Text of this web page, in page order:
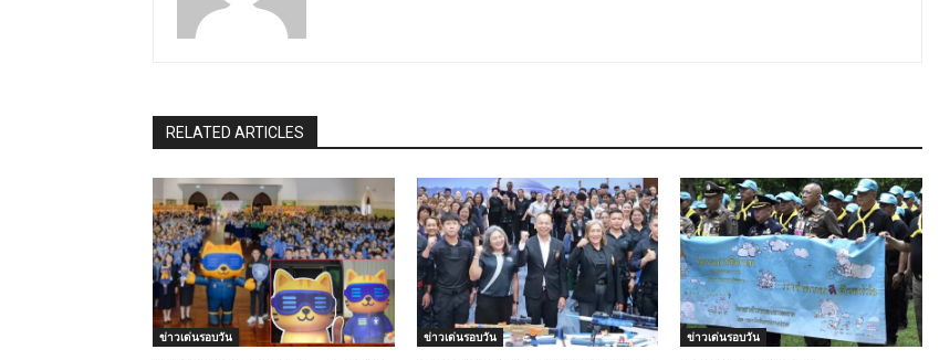
RELATED ARTICLES
ข่าวเด่นรอบวัน ข่าวเด่นรอบวัน ข่าวเด่นรอบวัน